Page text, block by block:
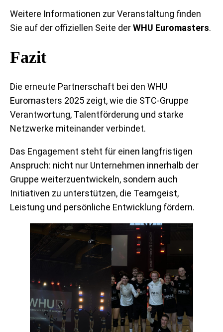
Weitere Informationen zur Veranstaltung finden
Sie auf der offiziellen Seite derWHU Euromasters.
Fazit
Die erneute Partnerschaft bei den WHU
Euromasters 2025 zeigt, wie die STC-Gruppe
Verantwortung, Talentförderung und starke
Netzwerke miteinander verbindet.
Das Engagement steht für einen langfristigen
Anspruch: nicht nur Unternehmen innerhalb der
Gruppe weiterzuentwickeln, sondern auch
Initiativen zu unterstützen, die Teamgeist,
Leistung und persönliche Entwicklung fördern.